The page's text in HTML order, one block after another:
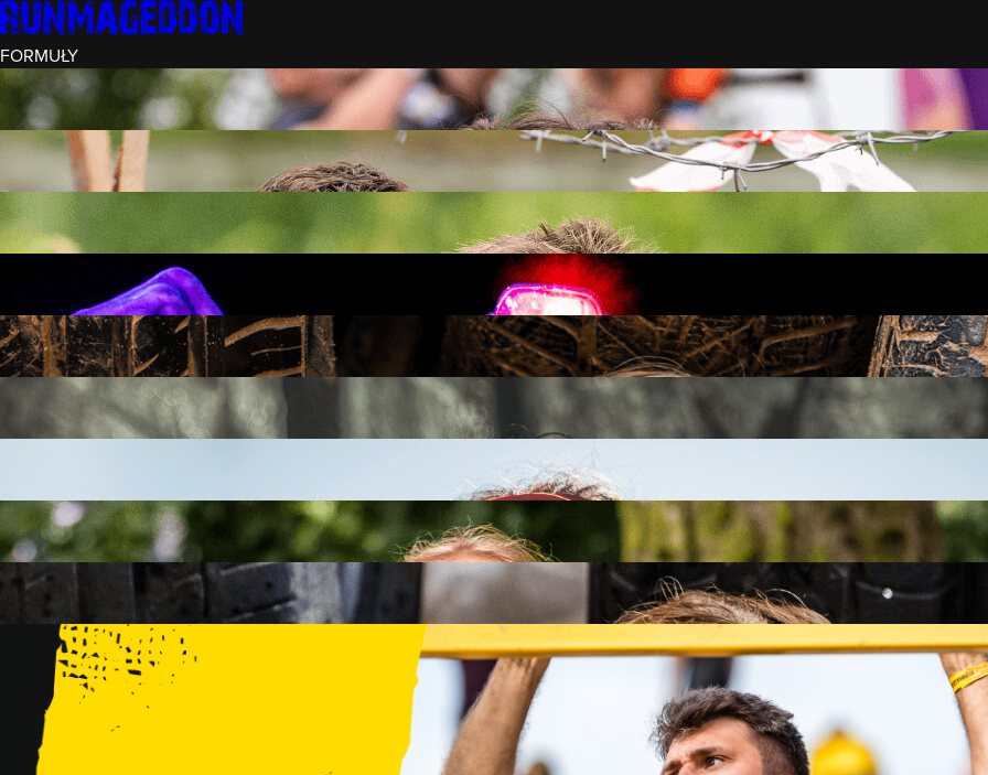
FORMUŁY
INTRO (¼)
15 PRZESZKÓD
3 KM+
REKRUT (½)
30 PRZESZKÓD
RUNMAGEDDON
50 PRZESZKÓD
12 KM+
NOCNY REKRUT (½)
30 PRZESZKÓD
6 KM+
INTRO U-16
15 PRZESZKÓD
3 KM+
RUNMAGEDDON HARDCORE
70 PRZESZKÓD
21 KM+
FAMILY
15 PRZESZKÓD
2 KM+
KIDS
15 PRZESZKÓD
1 KM+
TRENINGI
WYDARZENIA
RUNMAGEDDON LUBLIN ZALEW ZEMBORZYCKI 22/23.08.2026
RUNMAGEDDON ERGO ARENA GDAŃSK/SOPOT 12/13.09.2026
RUNMAGEDDON KIDS: DEMO WARSZAWA 24/26.09.2026
RUNMAGEDDON WROCŁAW KOPALNIA ROLANTOWICE 26/27.09.2026